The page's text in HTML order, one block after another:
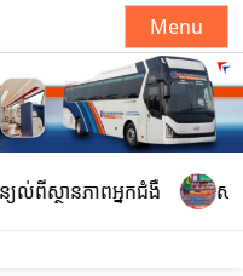
Menu
ាពអ្នកជំងឺ សម្តេចធិបតី